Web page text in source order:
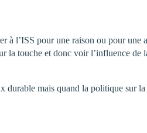
à l’ISS pour une raison ou pour une
la touche et donc voir l’influence de
durable mais quand la politique sur la